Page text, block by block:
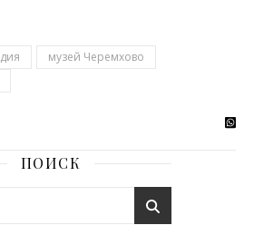
музей Черемхово
ПОИСК